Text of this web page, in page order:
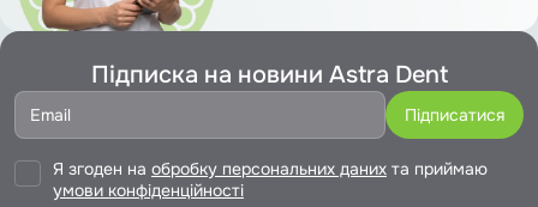
Підписка на новини Astra Dent
Я згоден на обробку персональних даних та приймаю
умови конфіденційності